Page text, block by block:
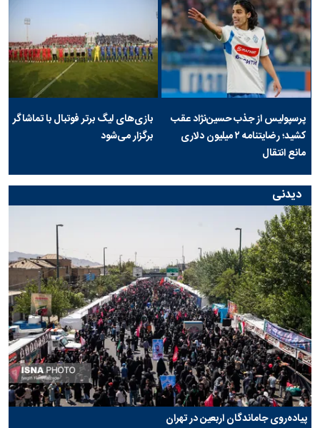
پرسپولیس از جذب حسین‌نژاد عقب
کشید؛ رضایتنامه ۲ میلیون دلاری
مانع انتقال
بازی‌های لیگ برتر فوتبال با تماشاگر
برگزار می‌شود
دیدنی
پیاده‌روی جاماندگان اربعین در تهران